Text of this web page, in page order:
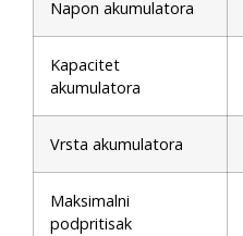
Napon akumulatora
Kapacitet
akumulatora
Vrsta akumulatora
Maksimalni
podpritisak